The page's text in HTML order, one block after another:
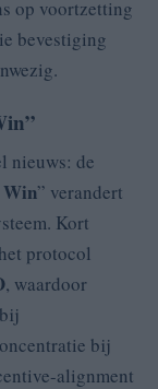
op voortzetting
bevestiging
nieuws: de
” verandert
Kort
protocol
, waardoor
bij
alignment